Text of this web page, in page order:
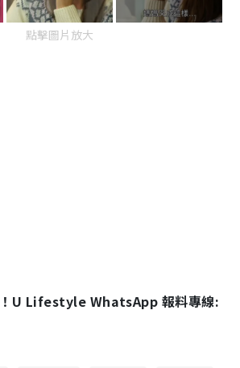
點擊圖片放大
U Lifestyle WhatsApp 報料專線: